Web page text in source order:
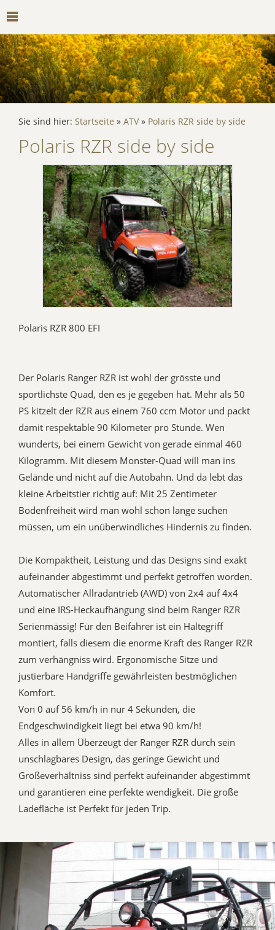
Sie sind hier: Startseite » ATV» Polaris RZR side by side
Polaris RZR side by side
Polaris RZR 800 EFI
Der Polaris Ranger RZR ist wohl der grösste und
sportlichste Quad, den es je gegeben hat. Mehr als 50
PS kitzelt der RZR aus einem 760 ccm Motor und packt
damit respektable 90 Kilometer pro Stunde. Wen
wunderts, bei einem Gewicht von gerade einmal 460
Kilogramm. Mit diesem Monster-Quad will man ins
Gelände und nicht auf die Autobahn. Und da lebt das
kleine Arbeitstier richtig auf: Mit 25 Zentimeter
Bodenfreiheit wird man wohl schon lange suchen
müssen, um ein unüberwindliches Hindernis zu finden.
Die Kompaktheit, Leistung und das Designs sind exakt
aufeinander abgestimmt und perfekt getroffen worden.
Automatischer Allradantrieb (AWD) von 2x4 auf 4x4
und eine IRS-Heckaufhängung sind beim Ranger RZR
Serienmässig! Für den Beifahrer ist ein Haltegriff
montiert, falls diesem die enorme Kraft des Ranger RZR
zum verhängniss wird. Ergonomische Sitze und
justierbare Handgriffe gewährleisten bestmöglichen
Komfort.
Von 0 auf 56 km/h in nur 4 Sekunden, die
Endgeschwindigkeit liegt bei etwa 90 km/h!
Alles in allem Überzeugt der Ranger RZR durch sein
unschlagbares Design, das geringe Gewicht und
Größeverhältniss sind perfekt aufeinander abgestimmt
und garantieren eine perfekte wendigkeit. Die große
Ladefläche ist Perfekt für jeden Trip.